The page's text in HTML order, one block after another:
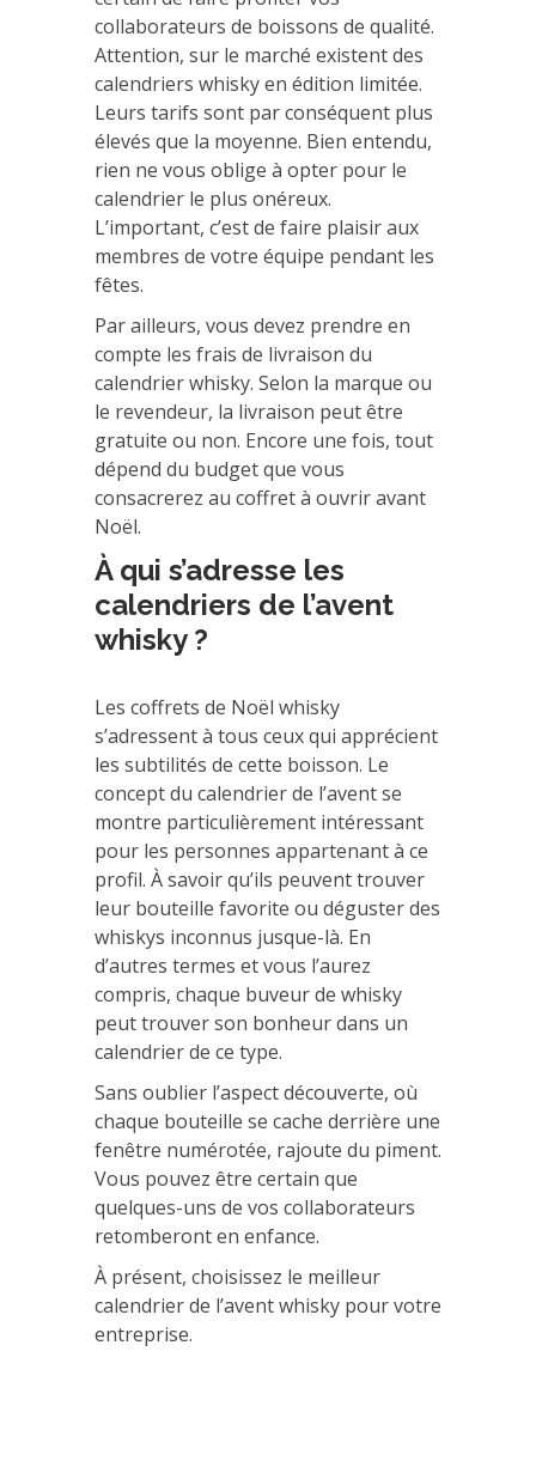
collaborateurs de boissons de qualité.
Attention, sur le marché existent des
calendriers whisky en édition limitée.
Leurs tarifs sont par conséquent plus
élevés que la moyenne. Bien entendu,
rien ne vous oblige à opter pour le
calendrier le plus onéreux.
L’important, c’est de faire plaisir aux
membres de votre équipe pendant les
fêtes.
Par ailleurs, vous devez prendre en
compte les frais de livraison du
calendrier whisky. Selon la marque ou
le revendeur, la livraison peut être
gratuite ou non. Encore une fois, tout
dépend du budget que vous
consacrerez au coffret à ouvrir avant
Noël.
À qui s’adresse les
calendriers de l’avent
whisky ?
Les coffrets de Noël whisky
s’adressent à tous ceux qui apprécient
les subtilités de cette boisson. Le
concept du calendrier de l’avent se
montre particulièrement intéressant
pour les personnes appartenant à ce
profil. À savoir qu’ils peuvent trouver
leur bouteille favorite ou déguster des
whiskys inconnus jusque-là. En
d’autres termes et vous l’aurez
compris, chaque buveur de whisky
peut trouver son bonheur dans un
calendrier de ce type.
Sans oublier l’aspect découverte, où
chaque bouteille se cache derrière une
fenêtre numérotée, rajoute du piment.
Vous pouvez être certain que
quelques-uns de vos collaborateurs
retomberont en enfance.
À présent, choisissez le meilleur
calendrier de l’avent whisky pour votre
entreprise.